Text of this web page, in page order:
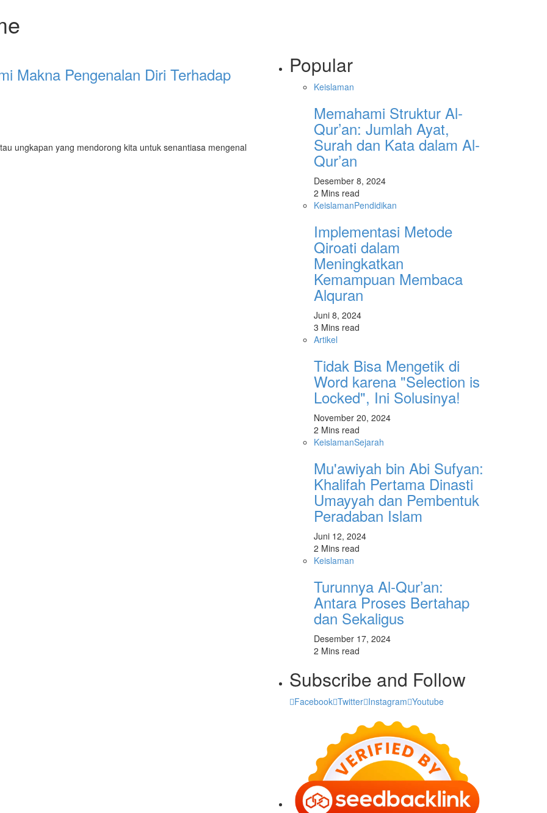
Makna Pengenalan Diri Terhadap
ungkapan yang mendorong kita untuk senantiasa mengenal
Popular
Keislaman
Memahami Struktur Al-
Qur’an: Jumlah Ayat,
Surah dan Kata dalam Al-
Qur’an
Desember 8, 2024
2 Mins read
KeislamanPendidikan
Implementasi Metode
Qiroati dalam
Meningkatkan
Kemampuan Membaca
Alquran
Juni 8, 2024
3 Mins read
Artikel
Tidak Bisa Mengetik di
Word karena "Selection is
Locked", Ini Solusinya!
November 20, 2024
2 Mins read
KeislamanSejarah
Mu'awiyah bin Abi Sufyan:
Khalifah Pertama Dinasti
Umayyah dan Pembentuk
Peradaban Islam
Juni 12, 2024
2 Mins read
Keislaman
Turunnya Al-Qur’an:
Antara Proses Bertahap
dan Sekaligus
Desember 17, 2024
2 Mins read
Subscribe and Follow
Facebook Twitter Instagram Youtube